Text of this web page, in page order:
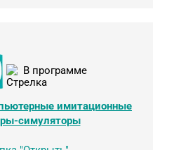
В программе
имитационные
симуляторы